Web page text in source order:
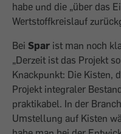
habe und die „über das
Wertstoffkreislauf
Bei Spar ist man noch
„Derzeit ist das Projekt
Knackpunkt: Die Kisten,
Projekt integraler
praktikabel. In der
Umstel­lung auf Kisten